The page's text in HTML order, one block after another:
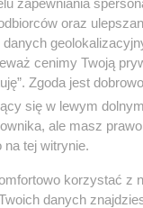
wiernych mają
ludzie
i
funkcję. Są w
organizm,
Któż by
oraz
cenimy Twoją
Zgoda jest
się w lewym
ale masz
na tej witrynie.
korzystać z
danych